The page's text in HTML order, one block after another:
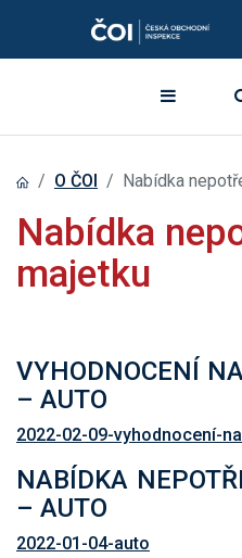
O ČOI Nabídka
Nabídka
majetku
VYHODNOCENÍ
– AUTO
2022-02-09-vyhodnocení-
NABÍDKA
– AUTO
2022-01-04-auto